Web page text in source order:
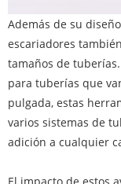
Además de su
escariadores
tamaños de
para tuberías que
pulgada, estas
varios sistemas de
adición a cualquier
El impacto de estos